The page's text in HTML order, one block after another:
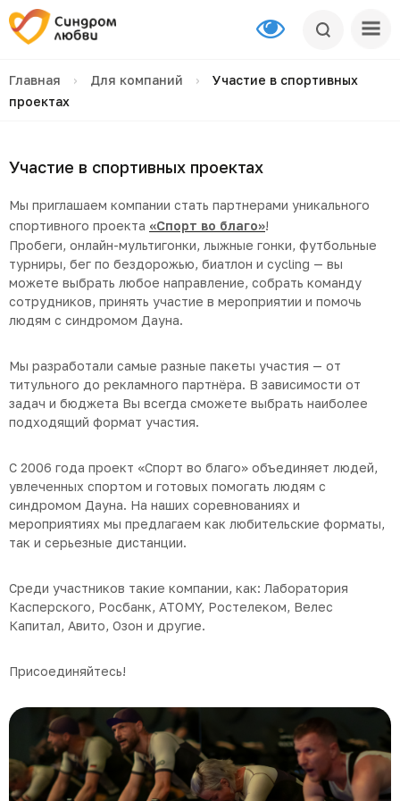
Главная › Для компаний ›
Участие в спортивных
проектах
Участие в спортивных проектах
Мы приглашаем компании стать партнерами уникального
спортивного проекта «Спорт во благо»!
Пробеги, онлайн-мультигонки, лыжные гонки, футбольные
турниры, бег по бездорожью, биатлон и cycling — вы
можете выбрать любое направление, собрать команду
сотрудников, принять участие в мероприятии и помочь
людям с синдромом Дауна.
Мы разработали самые разные пакеты участия — от
титульного до рекламного партнёра. В зависимости от
задач и бюджета Вы всегда сможете выбрать наиболее
подходящий формат участия.
С 2006 года проект «Спорт во благо» объединяет людей,
увлеченных спортом и готовых помогать людям с
синдромом Дауна. На наших соревнованиях и
мероприятиях мы предлагаем как любительские форматы,
так и серьезные дистанции.
Среди участников такие компании, как: Лаборатория
Касперского, Росбанк, ATOMY, Ростелеком, Велес
Капитал, Авито, Озон и другие.
Присоединяйтесь!